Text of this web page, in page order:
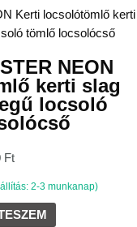
NEON
kerti slag
locsoló
Ft
2-3 munkanap)